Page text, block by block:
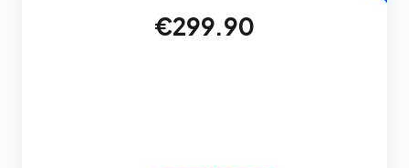
€299.90